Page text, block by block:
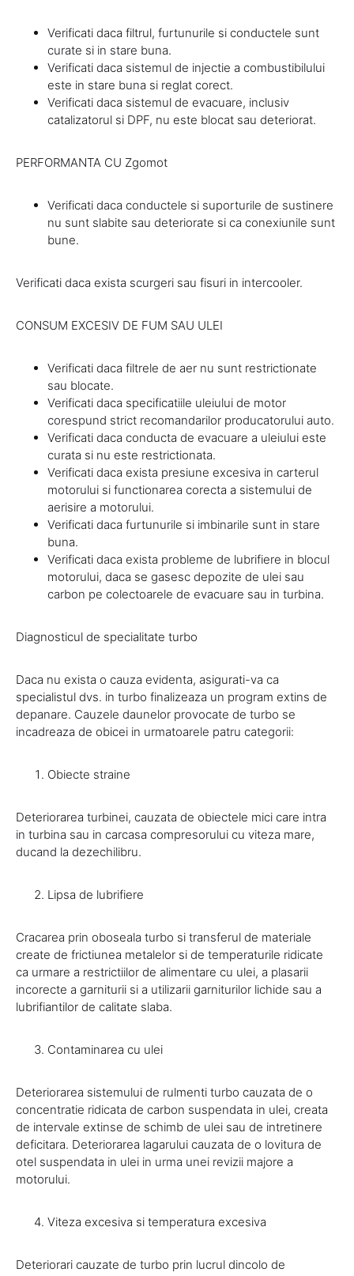
Verificati daca filtrul, furtunurile si conductele sunt
curate si in stare buna.
Verificati daca sistemul de injectie a combustibilului
este in stare buna si reglat corect.
Verificati daca sistemul de evacuare, inclusiv
catalizatorul si DPF, nu este blocat sau deteriorat.
PERFORMANTA CU Zgomot
Verificati daca conductele si suporturile de sustinere
nu sunt slabite sau deteriorate si ca conexiunile sunt
bune.
Verificati daca exista scurgeri sau fisuri in intercooler.
CONSUM EXCESIV DE FUM SAU ULEI
Verificati daca filtrele de aer nu sunt restrictionate
sau blocate.
Verificati daca specificatiile uleiului de motor
corespund strict recomandarilor producatorului auto.
Verificati daca conducta de evacuare a uleiului este
curata si nu este restrictionata.
Verificati daca exista presiune excesiva in carterul
motorului si functionarea corecta a sistemului de
aerisire a motorului.
Verificati daca furtunurile si imbinarile sunt in stare
buna.
Verificati daca exista probleme de lubrifiere in blocul
motorului, daca se gasesc depozite de ulei sau
carbon pe colectoarele de evacuare sau in turbina.
Diagnosticul de specialitate turbo
Daca nu exista o cauza evidenta, asigurati-va ca
specialistul dvs. in turbo finalizeaza un program extins de
depanare. Cauzele daunelor provocate de turbo se
incadreaza de obicei in urmatoarele patru categorii:
Obiecte straine
Deteriorarea turbinei, cauzata de obiectele mici care intra
in turbina sau in carcasa compresorului cu viteza mare,
ducand la dezechilibru.
Lipsa de lubrifiere
Cracarea prin oboseala turbo si transferul de materiale
create de frictiunea metalelor si de temperaturile ridicate
ca urmare a restrictiilor de alimentare cu ulei, a plasarii
incorecte a garniturii si a utilizarii garniturilor lichide sau a
lubrifiantilor de calitate slaba.
Contaminarea cu ulei
Deteriorarea sistemului de rulmenti turbo cauzata de o
concentratie ridicata de carbon suspendata in ulei, creata
de intervale extinse de schimb de ulei sau de intretinere
deficitara. Deteriorarea lagarului cauzata de o lovitura de
otel suspendata in ulei in urma unei revizii majore a
motorului.
Viteza excesiva si temperatura excesiva
Deteriorari cauzate de turbo prin lucrul dincolo de